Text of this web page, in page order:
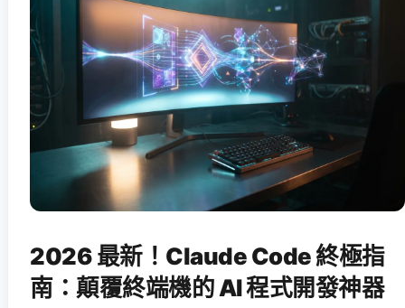
2026 最新！Claude Code 終極指
南：顛覆終端機的 AI 程式開發神器